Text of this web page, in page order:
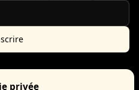
privée